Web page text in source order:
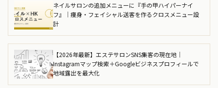
ネイルサロンの追加メニューに『手の甲ハイパーナイ
フ』｜痩身・フェイシャル送客を作るクロスメニュー設
計
【2026年最新】エステサロンSNS集客の現在地｜
Instagramマップ検索＋Googleビジネスプロフィールで
地域露出を最大化